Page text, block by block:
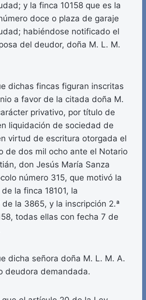
y la finca 10158 que es la
doce o plaza de garaje
habiéndose notificado el
del deudor, doña M. L. M.
dichas fincas figuran inscritas
a favor de la citada doña M.
privativo, por título de
liquidación de sociedad de
virtud de escritura otorgada el
de dos mil ocho ante el Notario
don Jesús María Sanza
número 315, que motivó la
la finca 18101, la
de la 3865, y la inscripción 2.ª
todas ellas con fecha 7 de
dicha señora doña M. L. M. A.
deudora demandada.